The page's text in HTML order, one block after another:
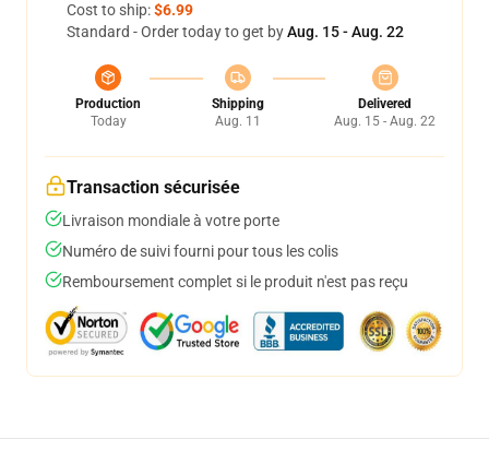
Cost to ship:$6.99
Standard - Order today to get byAug. 15 - Aug. 22
Production
Today
Shipping
Aug. 11
Delivered
Aug. 15 - Aug. 22
Transaction sécurisée
Livraison mondiale à votre porte
Numéro de suivi fourni pour tous les colis
Remboursement complet si le produit n'est pas reçu